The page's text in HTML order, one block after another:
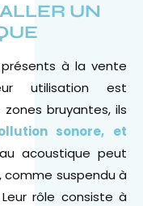
UN
à la vente
utilisation est
bruyantes, ils
sonore, et
acoustique peut
suspendu à
rôle consiste à